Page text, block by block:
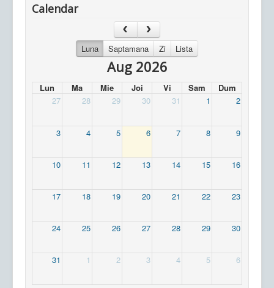
Calendar
Luna Saptamana Zi Lista
Aug 2026
Lun Ma Mie Joi Vi Sam
Dum
27
28 29 30 31 1 2
3 4 5 6 7 8 9
10 11 12 13 14 15 16
17 18 19 20 21 22 23
24 25 26 27 28 29 30
31 1 2 3 4 5 6